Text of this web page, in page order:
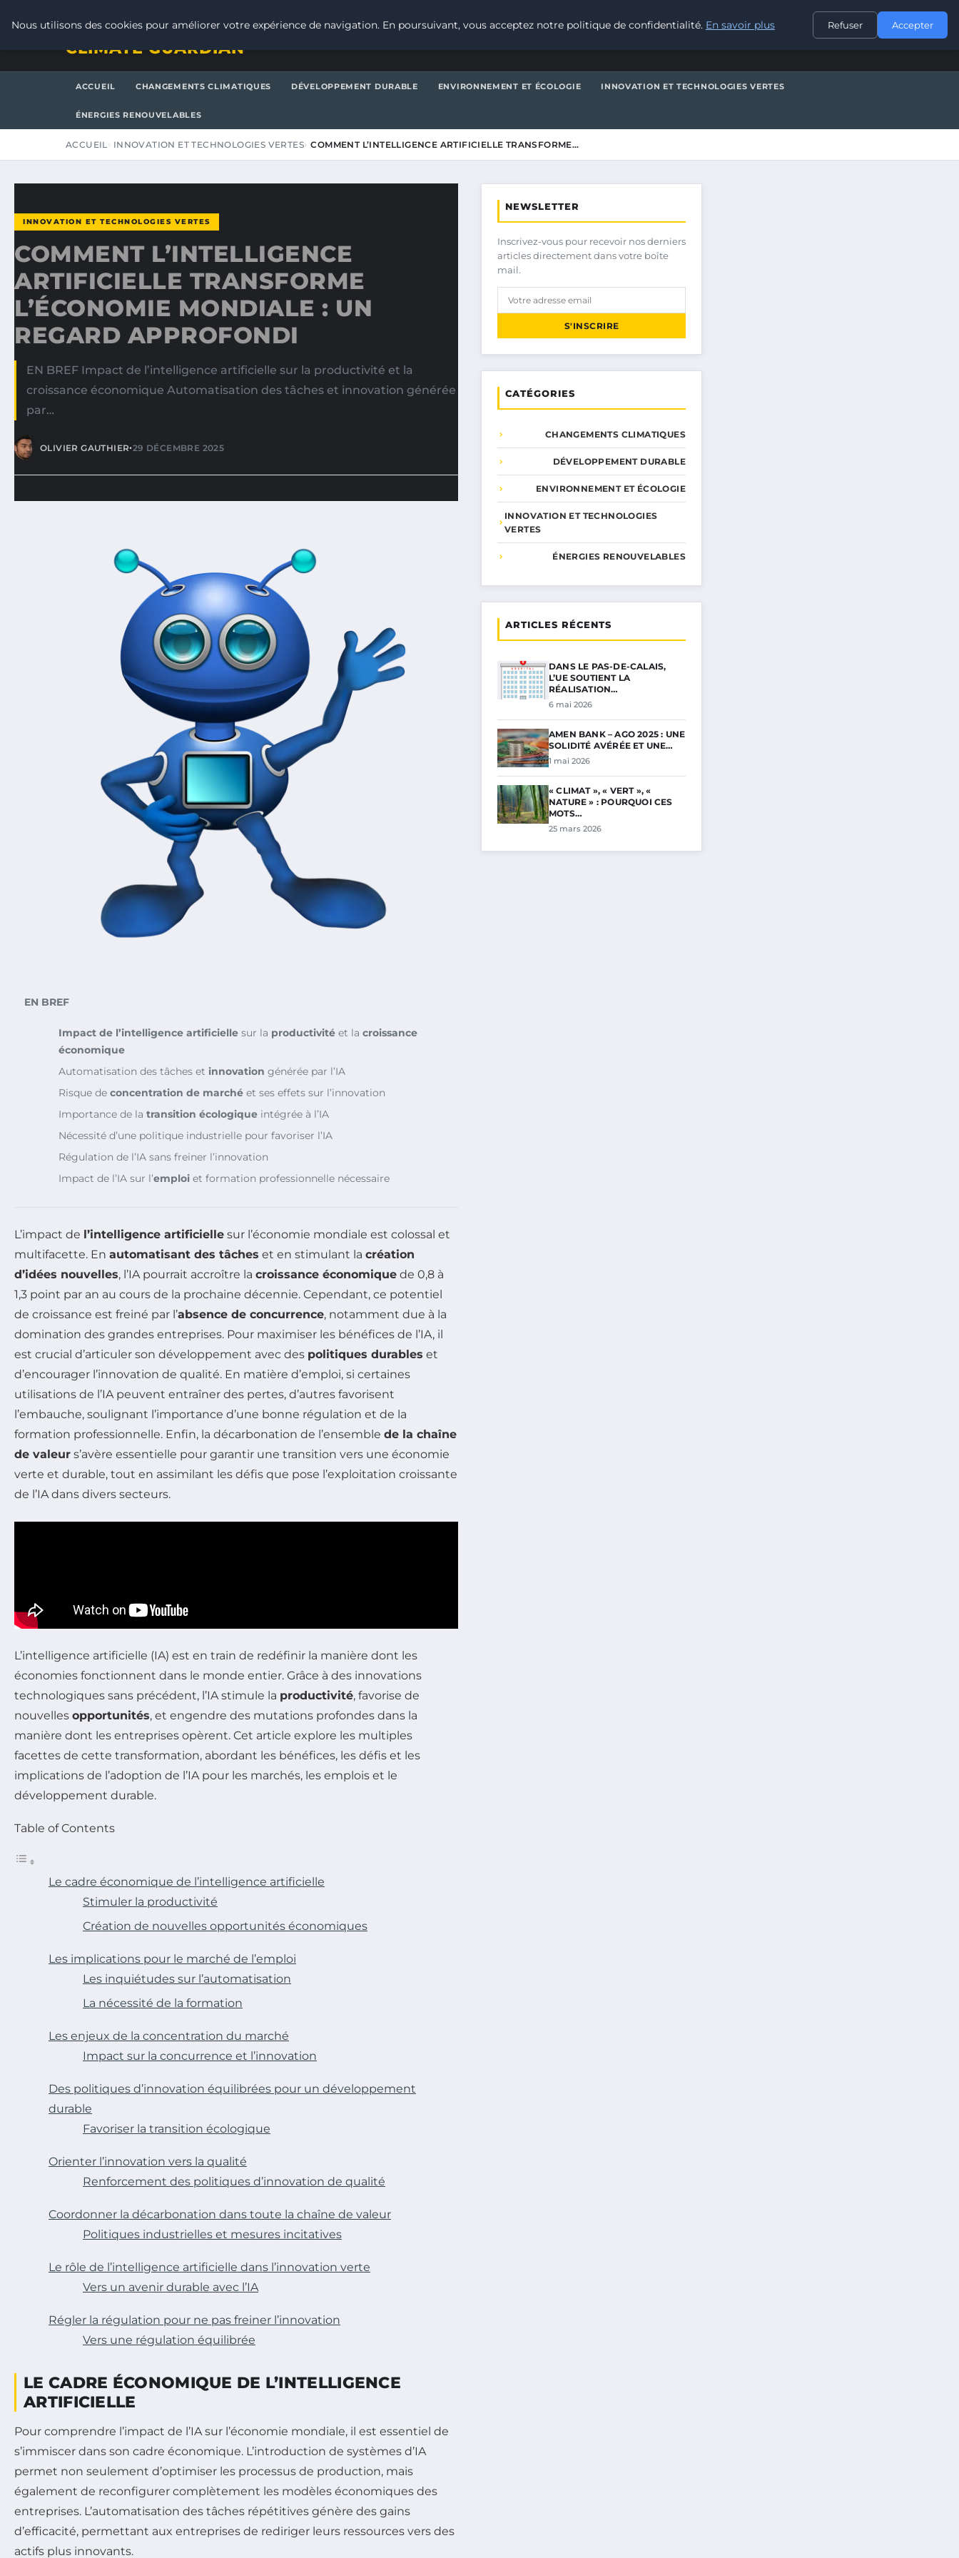
CONTACT
CLIMATE GUARDIAN
ACCUEIL CHANGEMENTS CLIMATIQUES DÉVELOPPEMENT DURABLE ENVIRONNEMENT ET ÉCOLOGIE INNOVATION ET TECHNOLOGIES VERTES
ÉNERGIES RENOUVELABLES
ACCUEIL INNOVATION ET TECHNOLOGIES VERTES COMMENT L’INTELLIGENCE ARTIFICIELLE TRANSFORME…
INNOVATION ET TECHNOLOGIES VERTES
COMMENT L’INTELLIGENCE
ARTIFICIELLE TRANSFORME
L’ÉCONOMIE MONDIALE : UN
REGARD APPROFONDI
EN BREF Impact de l’intelligence artificielle sur la productivité et la
croissance économique Automatisation des tâches et innovation générée
par…
OLIVIER GAUTHIER•29 DÉCEMBRE 2025
EN BREF
Impact de l’intelligence artificielle sur la productivité et la croissance
économique
Automatisation des tâches et innovation générée par l’IA
Risque de concentration de marché et ses effets sur l’innovation
Importance de la transition écologique intégrée à l’IA
Nécessité d’une politique industrielle pour favoriser l’IA
Régulation de l’IA sans freiner l’innovation
Impact de l’IA sur l’emploi et formation professionnelle nécessaire
L’impact de l’intelligence artificielle sur l’économie mondiale est colossal et
multifacette. En automatisant des tâches et en stimulant la création
d’idées nouvelles, l’IA pourrait accroître la croissance économique de 0,8 à
1,3 point par an au cours de la prochaine décennie. Cependant, ce potentiel
de croissance est freiné par l’absence de concurrence, notamment due à la
domination des grandes entreprises. Pour maximiser les bénéfices de l’IA, il
est crucial d’articuler son développement avec des politiques durables et
d’encourager l’innovation de qualité. En matière d’emploi, si certaines
utilisations de l’IA peuvent entraîner des pertes, d’autres favorisent
l’embauche, soulignant l’importance d’une bonne régulation et de la
formation professionnelle. Enfin, la décarbonation de l’ensemble de la chaîne
de valeur s’avère essentielle pour garantir une transition vers une économie
verte et durable, tout en assimilant les défis que pose l’exploitation croissante
de l’IA dans divers secteurs.
L’intelligence artificielle (IA) est en train de redéfinir la manière dont les
économies fonctionnent dans le monde entier. Grâce à des innovations
technologiques sans précédent, l’IA stimule la productivité, favorise de
nouvelles opportunités, et engendre des mutations profondes dans la
manière dont les entreprises opèrent. Cet article explore les multiples
facettes de cette transformation, abordant les bénéfices, les défis et les
implications de l’adoption de l’IA pour les marchés, les emplois et le
développement durable.
Table of Contents
Le cadre économique de l’intelligence artificielle
Stimuler la productivité
Création de nouvelles opportunités économiques
Les implications pour le marché de l’emploi
Les inquiétudes sur l’automatisation
La nécessité de la formation
Les enjeux de la concentration du marché
Impact sur la concurrence et l’innovation
Des politiques d’innovation équilibrées pour un développement
durable
Favoriser la transition écologique
Orienter l’innovation vers la qualité
Renforcement des politiques d’innovation de qualité
Coordonner la décarbonation dans toute la chaîne de valeur
Politiques industrielles et mesures incitatives
Le rôle de l’intelligence artificielle dans l’innovation verte
Vers un avenir durable avec l’IA
Régler la régulation pour ne pas freiner l’innovation
Vers une régulation équilibrée
LE CADRE ÉCONOMIQUE DE L’INTELLIGENCE
ARTIFICIELLE
Pour comprendre l’impact de l’IA sur l’économie mondiale, il est essentiel de
s’immiscer dans son cadre économique. L’introduction de systèmes d’IA
permet non seulement d’optimiser les processus de production, mais
également de reconfigurer complètement les modèles économiques des
entreprises. L’automatisation des tâches répétitives génère des gains
d’efficacité, permettant aux entreprises de rediriger leurs ressources vers des
actifs plus innovants.
NEWSLETTER
Inscrivez-vous pour recevoir nos derniers
articles directement dans votre boîte
mail.
S'INSCRIRE
CATÉGORIES
CHANGEMENTS CLIMATIQUES
DÉVELOPPEMENT DURABLE
ENVIRONNEMENT ET ÉCOLOGIE
INNOVATION ET TECHNOLOGIES
VERTES
ÉNERGIES RENOUVELABLES
ARTICLES RÉCENTS
DANS LE PAS-DE-CALAIS,
L’UE SOUTIENT LA
RÉALISATION…
6 mai 2026
AMEN BANK – AGO 2025 : UNE
SOLIDITÉ AVÉRÉE ET UNE…
1 mai 2026
« CLIMAT », « VERT », «
NATURE » : POURQUOI CES
MOTS…
25 mars 2026
Nous utilisons des cookies pour améliorer votre expérience de navigation. En poursuivant, vous acceptez notre politique de confidentialité. En savoir plus Refuser Accepter